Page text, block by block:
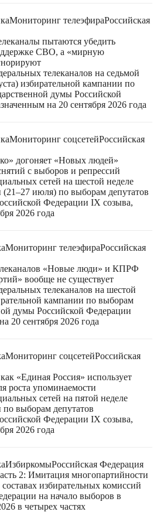
Мониторинг телеэфираРоссийская
пытаются убедить
СВО, а «мирную
телеканалов на седьмой
избирательной кампании по
думы Российской
на 20 сентября 2026 года
Мониторинг соцсетейРоссийская
догоняет «Новых людей»
с выборов и репрессий
сетей на шестой неделе
(21–27 июля) по выборам депутатов
Федерации IX созыва,
2026 года
Мониторинг телеэфираРоссийская
«Новые люди» и КПРФ
вообще не существует
телеканалов на шестой
кампании по выборам
думы Российской Федерации
20 сентября 2026 года
Мониторинг соцсетейРоссийская
«Единая Россия» использует
роста упоминаемости
сетей на пятой неделе
выборам депутатов
Федерации IX созыва,
2026 года
ИзбиркомыРоссийская Федерация
2: Имитация многопартийности
избирательных комиссий
на начало выборов в
в четырех частях